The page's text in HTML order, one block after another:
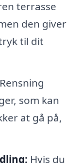
terrasse
den giver
til dit
Rensning
som kan
at gå på,
Hvis du